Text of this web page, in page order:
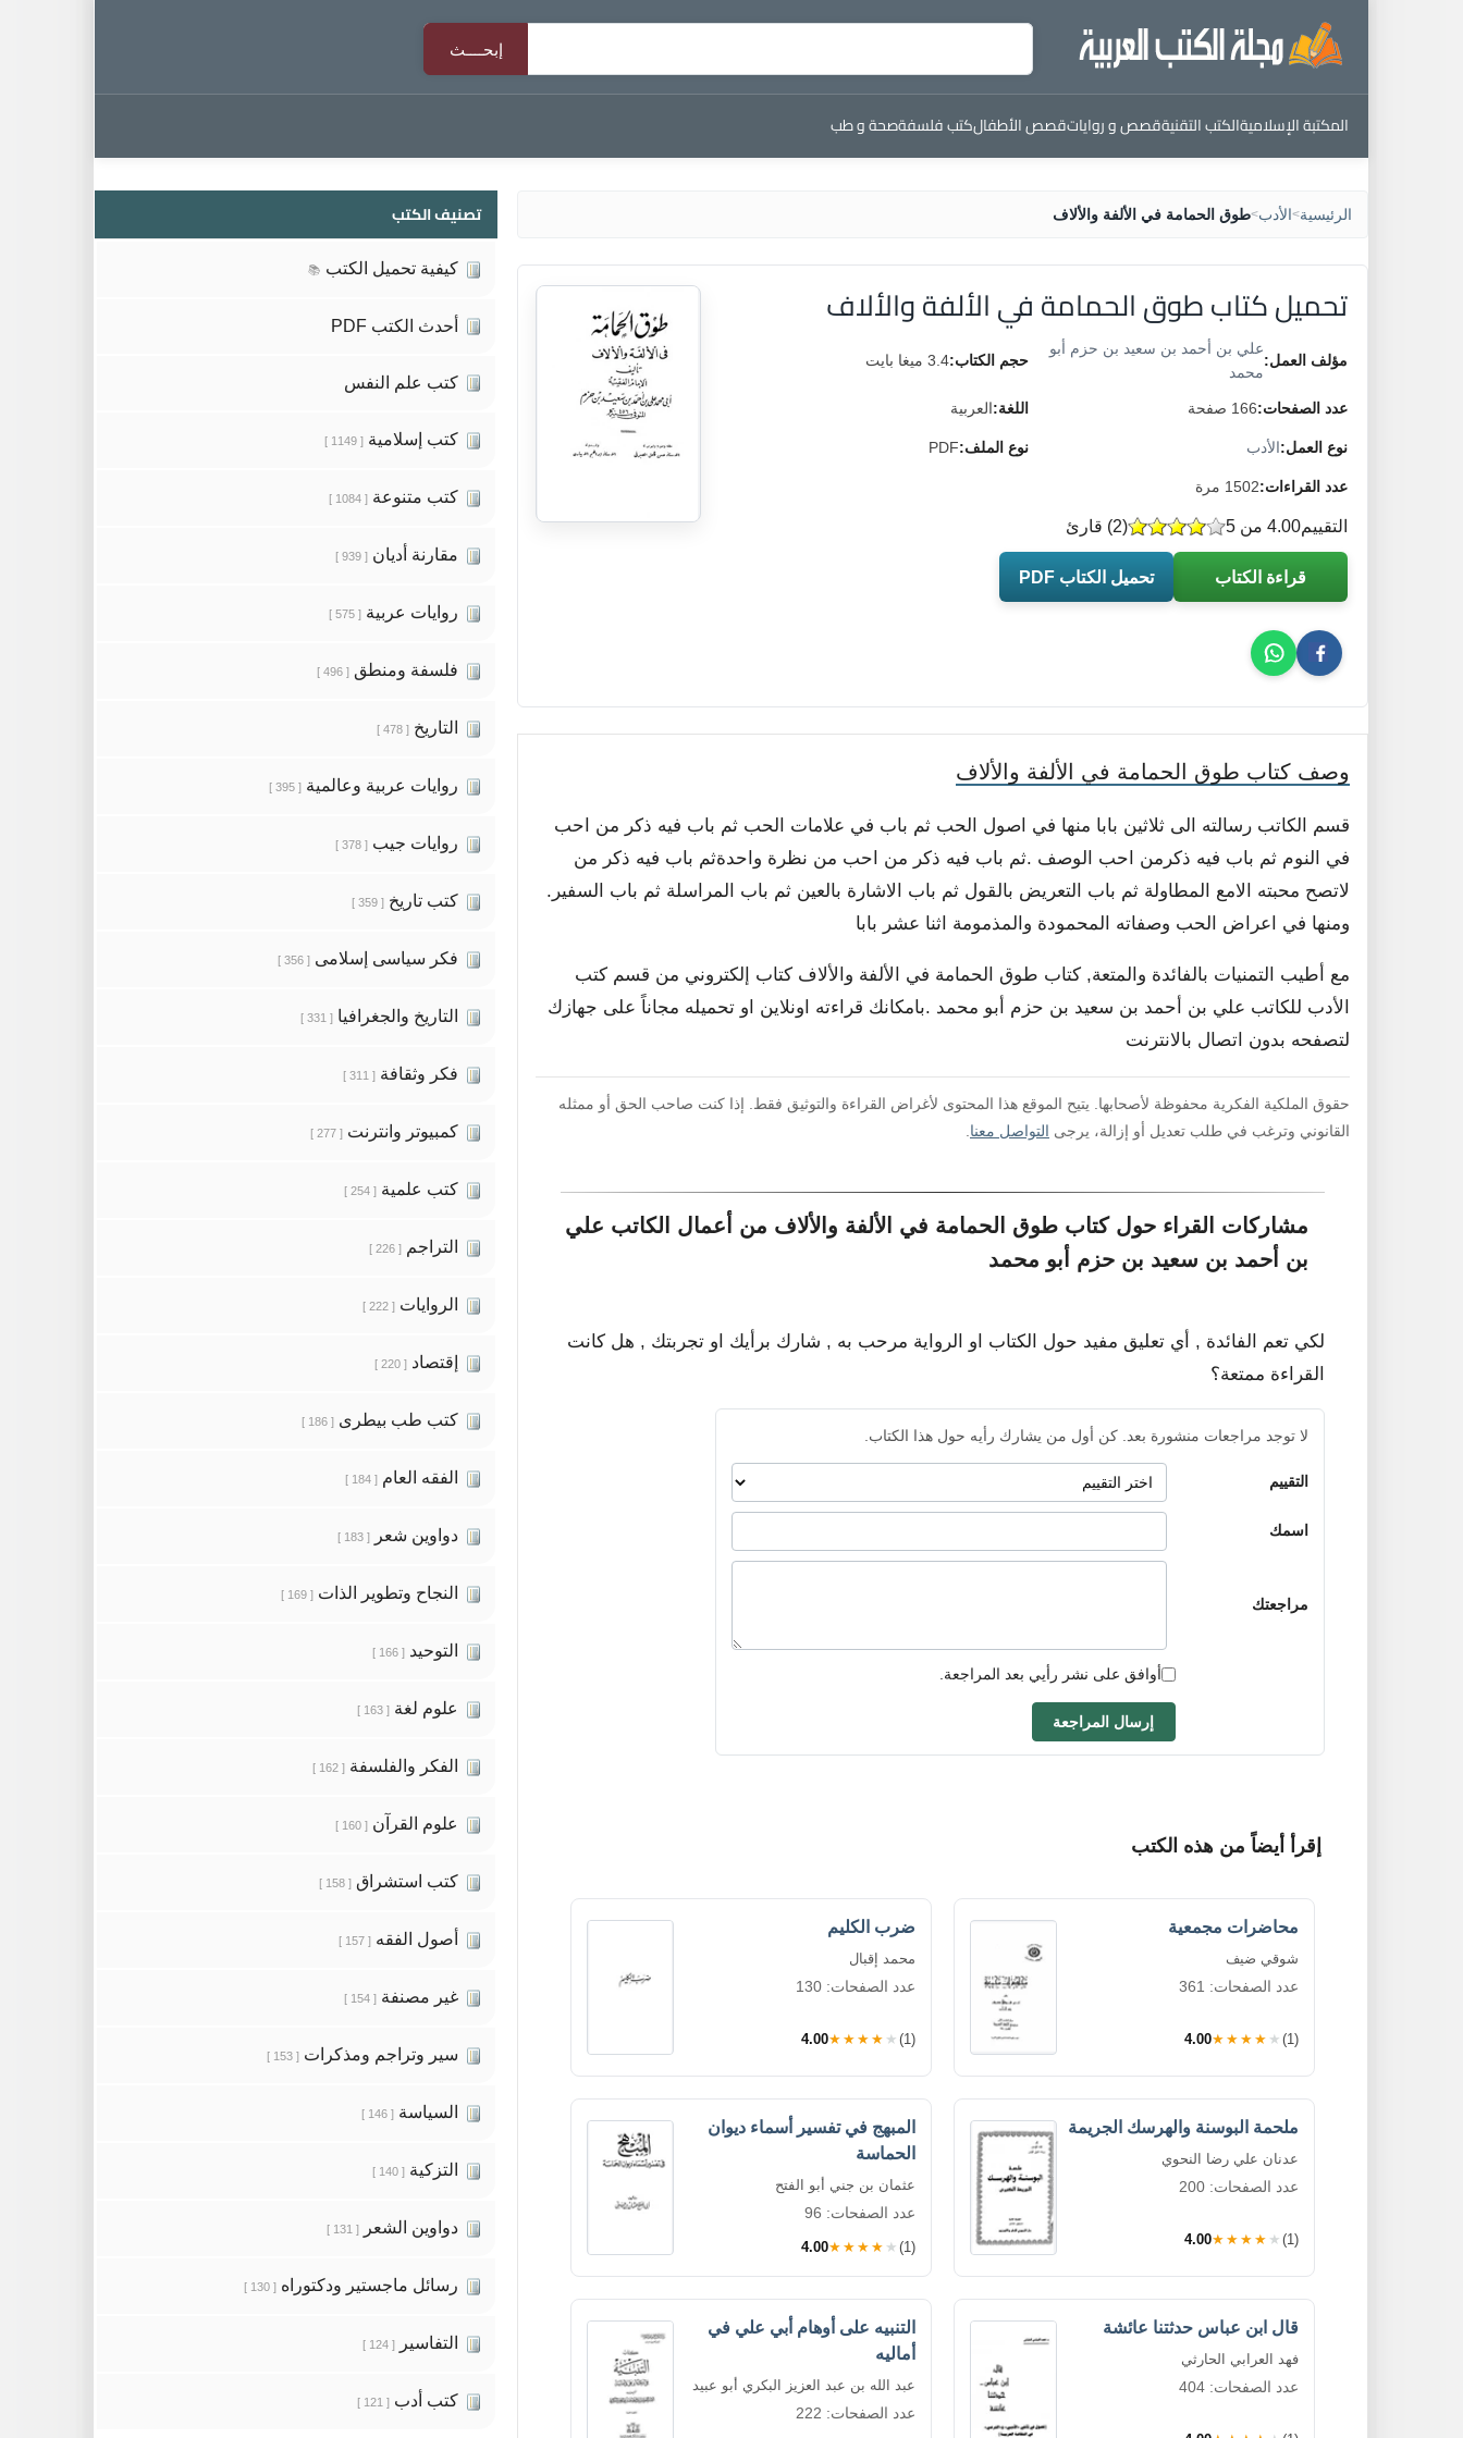
المكتبة الإسلاميةالكتب التقنيةقصص و رواياتقصص الأطفالكتب فلسفةصحة و طب
الرئيسية>الأدب>طوق الحمامة في الألفة والألاف
تحميل كتاب طوق الحمامة في الألفة والألاف
مؤلف العمل:
علي بن أحمد بن سعيد بن حزم أبو
محمد
حجم الكتاب:3.4 ميغا بايت
عدد الصفحات:166 صفحة اللغة:العربية
نوع العمل:الأدب نوع الملف:PDF
عدد القراءات:1502 مرة
التقييم (
2) قارئ 4.00 من 5
قراءة الكتاب تحميل الكتاب PDF
وصف كتاب طوق الحمامة في الألفة والألاف
قسم الكاتب رسالته الى ثلاثين بابا منها في اصول الحب ثم باب في علامات الحب ثم باب فيه ذكر من احب
في النوم ثم باب فيه ذكرمن احب الوصف .ثم باب فيه ذكر من احب من نظرة واحدةثم باب فيه ذكر من
لاتصح محبته الامع المطاولة ثم باب التعريض بالقول ثم باب الاشارة بالعين ثم باب المراسلة ثم باب السفير.
ومنها في اعراض الحب وصفاته المحمودة والمذمومة اثنا عشر بابا
مع أطيب التمنيات بالفائدة والمتعة, كتاب طوق الحمامة في الألفة والألاف كتاب إلكتروني من قسم كتب
الأدب للكاتب علي بن أحمد بن سعيد بن حزم أبو محمد .بامكانك قراءته اونلاين او تحميله مجاناً على جهازك
لتصفحه بدون اتصال بالانترنت
حقوق الملكية الفكرية محفوظة لأصحابها. يتيح الموقع هذا المحتوى لأغراض القراءة والتوثيق فقط. إذا كنت صاحب الحق أو ممثله
القانوني وترغب في طلب تعديل أو إزالة، يرجى التواصل معنا
مشاركات القراء حول كتاب طوق الحمامة في الألفة والألاف من أعمال الكاتب علي
بن أحمد بن سعيد بن حزم أبو محمد
لكي تعم الفائدة , أي تعليق مفيد حول الكتاب او الرواية مرحب به , شارك برأيك او تجربتك , هل كانت
القراءة ممتعة؟
لا توجد مراجعات منشورة بعد. كن أول من يشارك رأيه حول هذا الكتاب.
التقييم
اسمك
مراجعتك
أوافق على نشر رأيي بعد المراجعة.
إرسال المراجعة
إقرأ أيضاً من هذه الكتب
محاضرات مجمعية
شوقي ضيف
عدد الصفحات: 361
4.00★★★★★ (1)
ضرب الكليم
محمد إقبال
عدد الصفحات: 130
4.00★★★★★ (1)
ملحمة البوسنة والهرسك الجريمة
عدنان علي رضا النحوي
عدد الصفحات: 200
4.00★★★★★ (1)
المبهج في تفسير أسماء ديوان
الحماسة
عثمان بن جني أبو الفتح
عدد الصفحات: 96
4.00★★★★★ (1)
قال ابن عباس حدثتنا عائشة
فهد العرابي الحارثي
عدد الصفحات: 404
التنبيه على أوهام أبي علي في
أماليه
عبد الله بن عبد العزيز البكري أبو عبيد
عدد الصفحات: 222
تصنيف الكتب
كيفية تحميل الكتب 📚
أحدث الكتب PDF
كتب علم النفس
كتب إسلامية [ 1149 ]
كتب متنوعة [ 1084 ]
مقارنة أديان [ 939 ]
روايات عربية [ 575 ]
فلسفة ومنطق [ 496 ]
التاريخ [ 478 ]
روايات عربية وعالمية [ 395 ]
روايات جيب [ 378 ]
كتب تاريخ [ 359 ]
فكر سياسى إسلامى [ 356 ]
التاريخ والجغرافيا [ 331 ]
فكر وثقافة [ 311 ]
كمبيوتر وانترنت [ 277 ]
كتب علمية [ 254 ]
التراجم [ 226 ]
الروايات [ 222 ]
إقتصاد [ 220 ]
كتب طب بيطرى [ 186 ]
الفقه العام [ 184 ]
دواوين شعر [ 183 ]
النجاح وتطوير الذات [ 169 ]
التوحيد [ 166 ]
علوم لغة [ 163 ]
الفكر والفلسفة [ 162 ]
علوم القرآن [ 160 ]
كتب استشراق [ 158 ]
أصول الفقه [ 157 ]
غير مصنفة [ 154 ]
سير وتراجم ومذكرات [ 153 ]
السياسة [ 146 ]
التزكية [ 140 ]
دواوين الشعر [ 131 ]
رسائل ماجستير ودكتوراه [ 130 ]
التفاسير [ 124 ]
كتب أدب [ 121 ]